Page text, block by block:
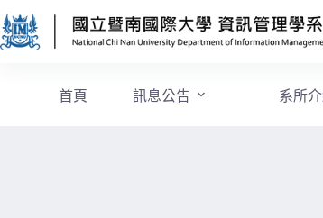
首頁 訊息公告 系所